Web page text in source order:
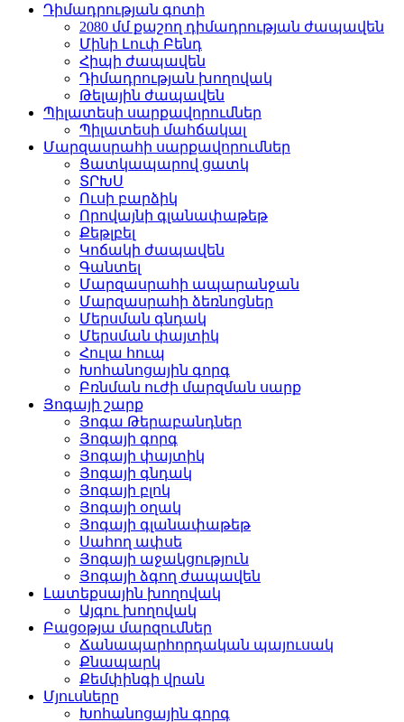
Դիմադրության գոտի
2080 մմ քաշող դիմադրության ժապավեն
Մինի Լուփ Բենդ
Հիպի ժապավեն
Դիմադրության խողովակ
Թելային ժապավեն
Պիլատեսի սարքավորումներ
Պիլատեսի մահճակալ
Մարզասրահի սարքավորումներ
Ցատկապարով ցատկ
ՏՐԽՍ
Ուսի բարձիկ
Որովայնի գլանափաթեթ
Քեթլբել
Կոճակի ժապավեն
Գանտել
Մարզասրահի ապարանջան
Մարզասրահի ձեռնոցներ
Մերսման գնդակ
Մերսման փայտիկ
Հուլա հուպ
Խոհանոցային գորգ
Բռնման ուժի մարզման սարք
Յոգայի շարք
Յոգա Թերաբանդներ
Յոգայի գորգ
Յոգայի փայտիկ
Յոգայի գնդակ
Յոգայի բլոկ
Յոգայի օղակ
Յոգայի գլանափաթեթ
Սահող ափսե
Յոգայի աջակցություն
Յոգայի ձգող ժապավեն
Լատեքսային խողովակ
Այգու խողովակ
Բացօթյա մարզումներ
Ճանապարհորդական պայուսակ
Քնապարկ
Քեմփինգի վրան
Մյուսները
Խոհանոցային գորգ